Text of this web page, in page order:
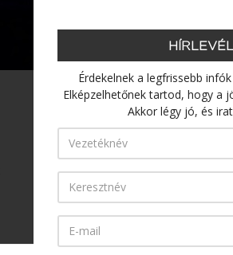
HÍRLEVÉL
Érdekelnek a legfrissebb
Elképzelhetőnek tartod, hogy a
Akkor légy jó, és